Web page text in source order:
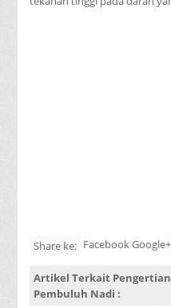
Share ke: Facebook
Artikel Terkait
Pembuluh Nadi :